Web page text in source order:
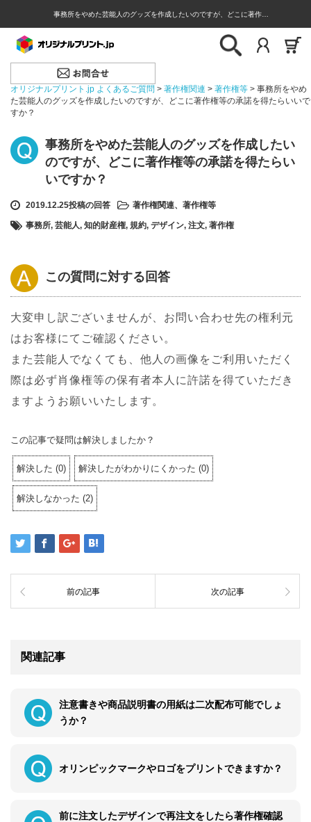
事務所をやめた芸能人のグッズを作成したいのですが、どこに著作…
オリジナルプリント.jp よくあるご質問 > 著作権関連 > 著作権等 > 事務所をやめ
た芸能人のグッズを作成したいのですが、どこに著作権等の承諾を得たらいいで
すか？
事務所をやめた芸能人のグッズを作成したい
のですが、どこに著作権等の承諾を得たらい
いですか？
2019.12.25投稿の回答 著作権関連、 著作権等
事務所, 芸能人, 知的財産権, 規約, デザイン, 注文, 著作権
この質問に対する回答
大変申し訳ございませんが、お問い合わせ先の権利元
はお客様にてご確認ください。
また芸能人でなくても、他人の画像をご利用いただく
際は必ず肖像権等の保有者本人に許諾を得ていただき
ますようお願いいたします。
この記事で疑問は解決しましたか？
解決した (0) 解決したがわかりにくかった (0)
解決しなかった (2)
前の記事 次の記事
関連記事
注意書きや商品説明書の用紙は二次配布可能でしょ
うか？
オリンピックマークやロゴをプリントできますか？
前に注文したデザインで再注文をしたら著作権確認